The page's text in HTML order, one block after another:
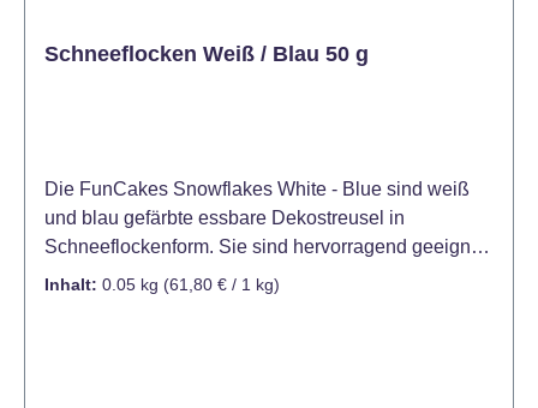
Schneeflocken Weiß / Blau 50 g
Die FunCakes Snowflakes White - Blue sind weiß
und blau gefärbte essbare Dekostreusel in
Schneeflockenform. Sie sind hervorragend geeignet
für das Dekorieren und Verzieren von Kuchen,
Inhalt: 0.05 kg (61,80 € / 1 kg)